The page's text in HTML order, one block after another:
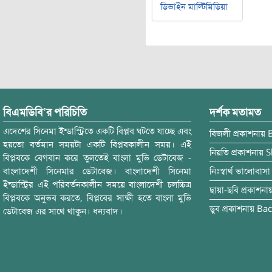
ডিভাইন মাল্টিমিডিয়া
বিএমডিবি’র পরিচিতি
এদেশের সিনেমা ইন্ডাস্ট্রিতে একটি বিপ্লব ঘটতে যাচ্ছে এবং
হয়তো বর্তমান সময়টা একটি বিপ্লবকালীন সময়। এই
বিপ্লবকে বেগবান করে তুলতেই বাংলা মুভি ডেটাবেজ -
বাংলাদেশী সিনেমার ডেটাবেজ। বাংলাদেশী সিনেমা
ইন্ডাস্ট্রির এই পরিবর্তনকালীন সময়ে বাংলাদেশী চলচ্চিত্র
বিপ্লবকে অনুভব করতে, বিপ্লবের সাক্ষী হতে বাংলা মুভি
ডেটাবেজ এর সাথে থাকুন। ধন্যবাদ।
দর্শক মতামত
বিজলী প্রকাশনায়
নিয়তি প্রকাশনায়
নিঃস্বার্থ ভালোবাসা
ছায়া-ছবি
ডুব প্রকাশনায়